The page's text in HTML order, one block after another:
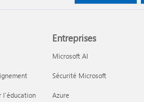
l’éducation
Entreprises
Microsoft AI
Sécurité Microsoft
Azure